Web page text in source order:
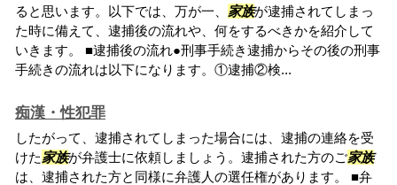
ると思います。以下では、万が一、 家族が逮捕されてしまっ
た時に備えて、逮捕後の流れや、何をするべきかを紹介して
いきます。 ■逮捕後の流れ●刑事手続き逮捕からその後の刑事
手続きの流れは以下になります。①逮捕②検...
痴漢・性犯罪
したがって、逮捕されてしまった場合には、逮捕の連絡を受
けた家族が弁護士に依頼しましょう。逮捕された方のご家族
は、逮捕された方と同様に弁護人の選任権があります。 ■弁